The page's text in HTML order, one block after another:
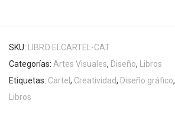
SKU: LIBRO ELCARTEL-CAT
Categorías: Artes Visuales, Diseño, Libros
Etiquetas: Cartel , Creatividad, Diseño gráfico,
Libros